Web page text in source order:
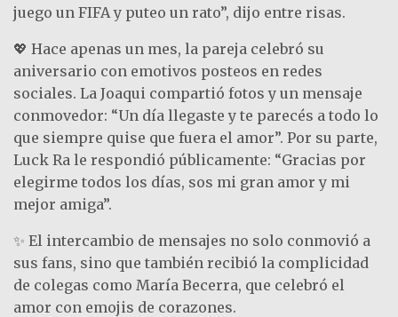
juego un FIFA y puteo un rato”, dijo entre risas.
💖 Hace apenas un mes, la pareja celebró su
aniversario con emotivos posteos en redes
sociales. La Joaqui compartió fotos y un mensaje
conmovedor: “Un día llegaste y te parecés a todo lo
que siempre quise que fuera el amor”. Por su parte,
Luck Ra le respondió públicamente: “Gracias por
elegirme todos los días, sos mi gran amor y mi
mejor amiga”.
✨ El intercambio de mensajes no solo conmovió a
sus fans, sino que también recibió la complicidad
de colegas como María Becerra, que celebró el
amor con emojis de corazones.